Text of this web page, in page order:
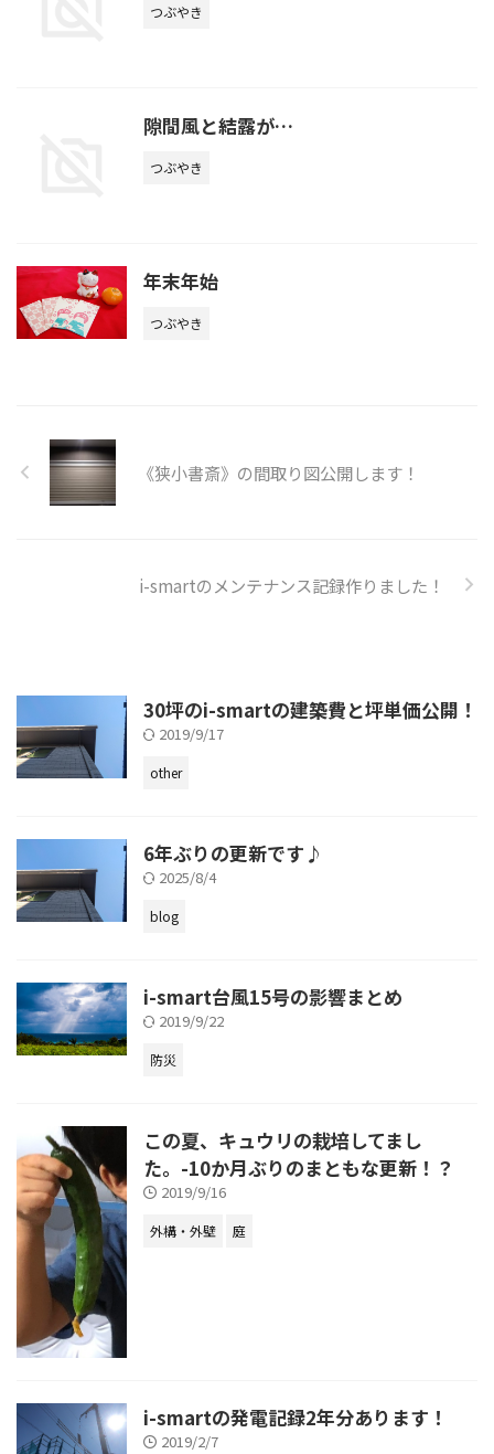
つぶやき
隙間風と結露が…
つぶやき
年末年始
つぶやき
《狭小書斎》の間取り図公開します！
i-smartのメンテナンス記録作りました！
30坪のi-smartの建築費と坪単価公開！
2019/9/17
other
6年ぶりの更新です♪
2025/8/4
blog
i-smart台風15号の影響まとめ
2019/9/22
防災
この夏、キュウリの栽培してまし
た。-10か月ぶりのまともな更新！？
2019/9/16
外構・外壁 庭
i-smartの発電記録2年分あります！
2019/2/7